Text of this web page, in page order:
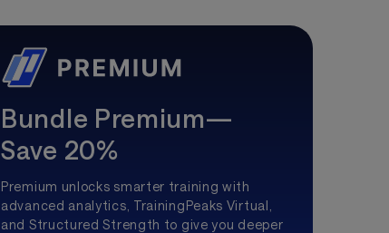
Bundle Premium—
Save 20%
Premium unlocks smarter training with
advanced analytics, TrainingPeaks Virtual,
and Structured Strength to give you deeper